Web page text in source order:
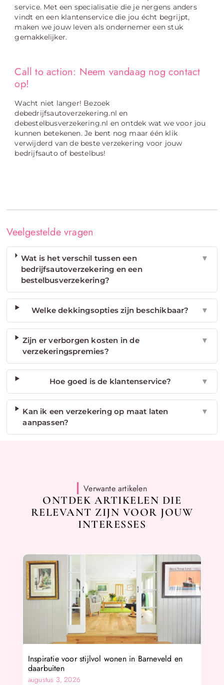
service. Met een specialisatie die je nergens anders
vindt en een klantenservice die jou écht begrijpt,
maken we jouw leven als ondernemer een stuk
gemakkelijker.
Call to action: Neem vandaag nog contact
op!
Wacht niet langer! Bezoek
debedrijfsautoverzekering.nl en
debestelbusverzekering.nl en ontdek wat we voor jou
kunnen betekenen. Je bent nog maar één klik
verwijderd van de beste verzekering voor jouw
bedrijfsauto of bestelbus!
Veelgestelde vragen
Wat is het verschil tussen een
bedrijfsautoverzekering en een
bestelbusverzekering?
▼
Welke dekkingsopties zijn beschikbaar? ▼
Zijn er verborgen kosten in de
verzekeringspremies?
▼
Hoe goed is de klantenservice? ▼
Kan ik een verzekering op maat laten
aanpassen?
▼
Verwante artikelen
ONTDEK ARTIKELEN DIE
RELEVANT ZIJN VOOR JOUW
INTERESSES
Inspiratie voor stijlvol wonen in Barneveld en
daarbuiten
augustus 3, 2026